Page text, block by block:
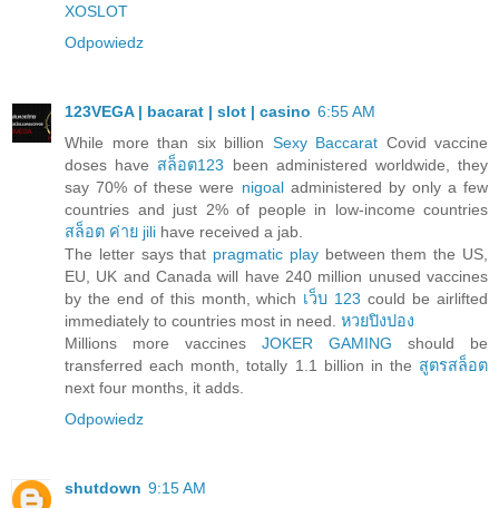
XOSLOT
Odpowiedz
123VEGA | bacarat | slot | casino 6:55 AM
While more than six billion Sexy Baccarat Covid vaccine
doses have สล็อต123 been administered worldwide, they
say 70% of these were nigoaladministered by only a few
countries and just 2% of people in low-income countries
สล็อต ค่าย jili have received a jab.
The letter says that pragmatic playbetween them the US,
EU, UK and Canada will have 240 million unused vaccines
by the end of this month, which เว็บ 123 could be airlifted
immediately to countries most in need. หวยปิงปอง
Millions more vaccines JOKER GAMING should be
transferred each month, totally 1.1 billion in the สูตรสล็อต
next four months, it adds.
Odpowiedz
shutdown 9:15 AM